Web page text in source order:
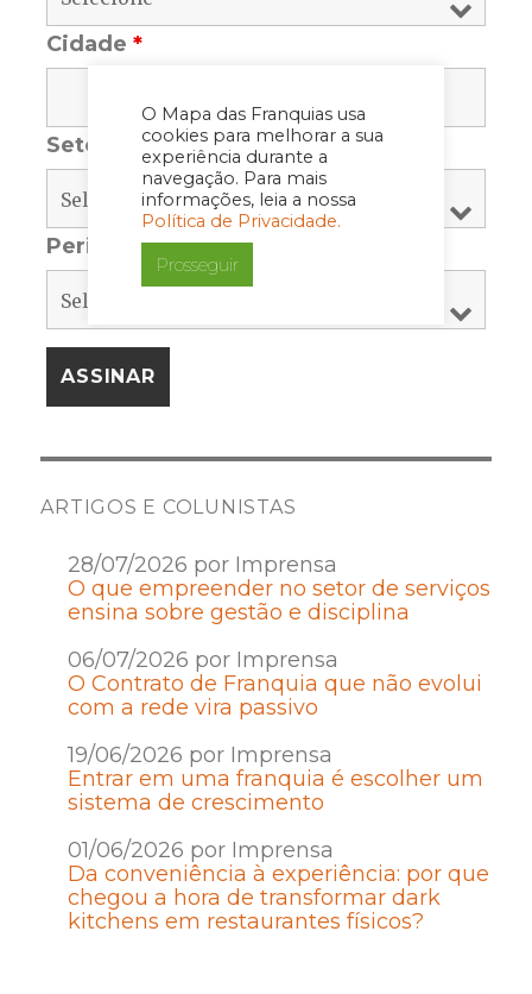
O Mapa das Franquias usa
cookies para melhorar a sua
experiência durante a
navegação. Para mais
informações, leia a nossa
Política de Privacidade.
Prosseguir
Cidade*
Setor
Periodicidade*
ARTIGOS E COLUNISTAS
28/07/2026 por Imprensa
O que empreender no setor de serviços
ensina sobre gestão e disciplina
06/07/2026 por Imprensa
O Contrato de Franquia que não evolui
com a rede vira passivo
19/06/2026 por Imprensa
Entrar em uma franquia é escolher um
sistema de crescimento
01/06/2026 por Imprensa
Da conveniência à experiência: por que
chegou a hora de transformar dark
kitchens em restaurantes físicos?